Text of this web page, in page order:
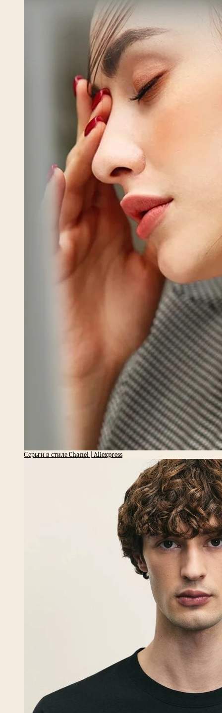
Серьги в стиле Chanel | Aliexpress